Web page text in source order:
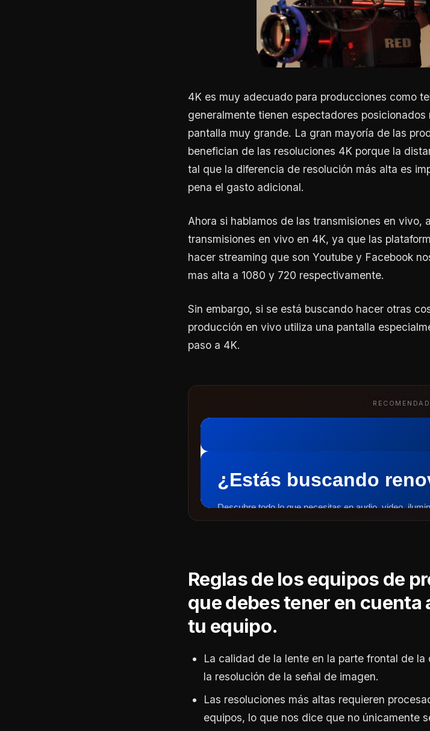
4K es muy adecuado para producciones como
generalmente tienen espectadores
pantalla muy grande. La gran mayoría de las
benefician de las resoluciones 4K porque la
tal que la diferencia de resolución más alta es
pena el gasto adicional.
Ahora si hablamos de las transmisiones en vivo,
transmisiones en vivo en 4K, ya que las
hacer streaming que son Youtube y Facebook
mas alta a 1080 y 720 respectivamente.
Sin embargo, si se está buscando hacer otras
producción en vivo utiliza una pantalla
paso a 4K.
Reglas de los equipos de
que debes tener en cuenta
tu equipo.
La calidad de la lente en la parte frontal de
la resolución de la señal de imagen.
Las resoluciones más altas requieren
equipos, lo que nos dice que no únicamente